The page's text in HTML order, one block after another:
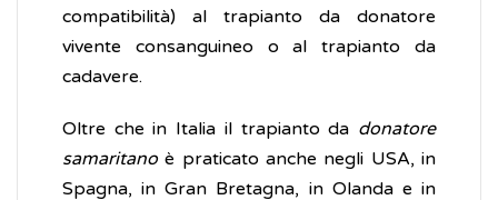
compatibilità) al trapianto da donatore
vivente consanguineo o al trapianto da
cadavere.
Oltre che in Italia il trapianto da donatore
samaritanoè praticato anche negli USA, in
Spagna, in Gran Bretagna, in Olanda e in